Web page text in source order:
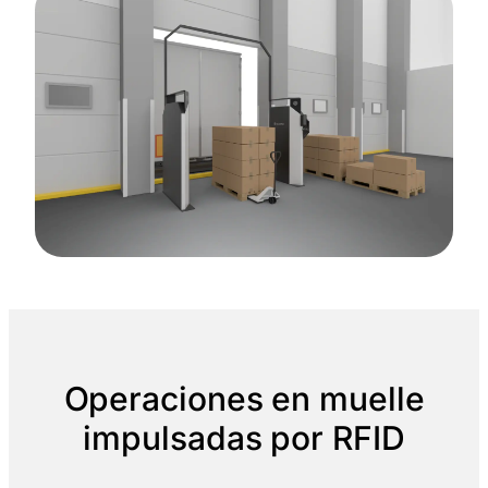
Operaciones en muelle
impulsadas por RFID